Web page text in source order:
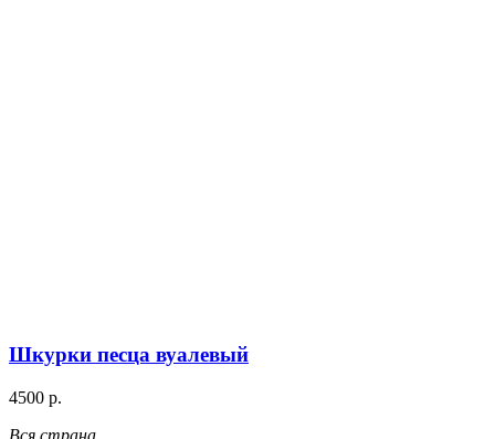
Шкурки песца вуалевый
4500 р.
Вся страна